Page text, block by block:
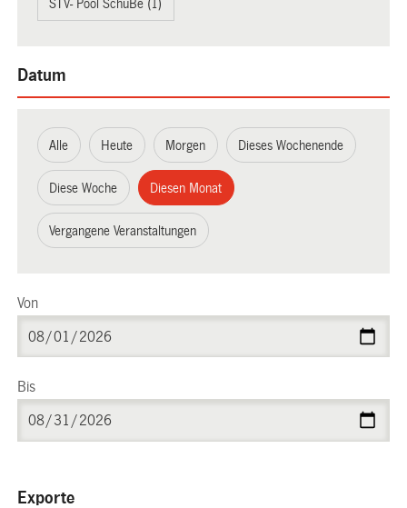
STV- Pool SchuBe (1)
Datum
Alle Heute Morgen Dieses Wochenende
Diese Woche Diesen Monat
Vergangene Veranstaltungen
Von
Bis
Exporte